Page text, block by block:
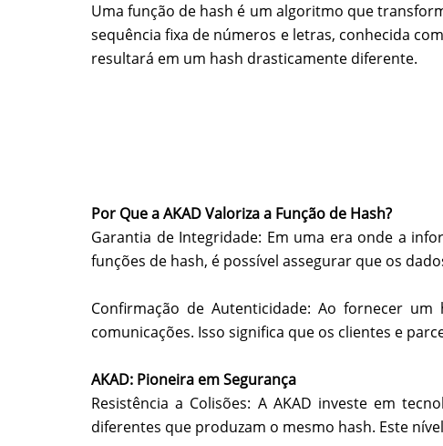
Uma função de hash é um algoritmo que
sequência fixa de números e letras, conhecida
resultará em um hash drasticamente diferente.
Por Que a AKAD Valoriza a Função de Hash?
Garantia de Integridade: Em uma era onde a
funções de hash, é possível assegurar que os
Confirmação de Autenticidade: Ao fornecer
comunicações. Isso significa que os clientes e
AKAD: Pioneira em Segurança
Resistência a Colisões: A AKAD investe em
diferentes que produzam o mesmo hash. Este